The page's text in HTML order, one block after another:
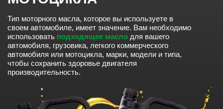
Тип моторного масла, которое вы используете в
своем автомобиле, имеет значение. Вам необходимо
использовать подходящее масло для вашего
автомобиля, грузовика, легкого коммерческого
автомобиля или мотоцикла, марки, модели и типа,
чтобы сохранить здоровье двигателя
производительность.